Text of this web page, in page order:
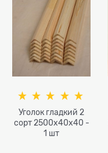
Уголок гладкий 2
сорт 2500x40x40 -
1 шт